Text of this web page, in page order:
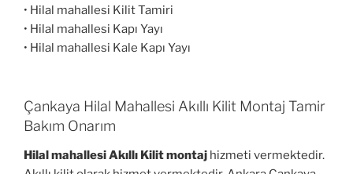
• Hilal mahallesi Kilit Tamiri
• Hilal mahallesi Kapı Yayı
• Hilal mahallesi Kale Kapı Yayı
Çankaya Hilal Mahallesi Akıllı Kilit Montaj Tamir
Bakım Onarım
Hilal mahallesi Akıllı Kilit montaj hizmeti vermektedir.